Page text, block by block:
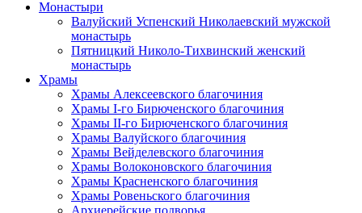
Монастыри
Валуйский Успенский Николаевский мужской
монастырь
Пятницкий Николо-Тихвинский женский
монастырь
Храмы
Храмы Алексеевского благочиния
Храмы I-го Бирюченского благочиния
Храмы II-го Бирюченского благочиния
Храмы Валуйского благочиния
Храмы Вейделевского благочиния
Храмы Волоконовского благочиния
Храмы Красненского благочиния
Храмы Ровеньского благочиния
Архиерейские подворья